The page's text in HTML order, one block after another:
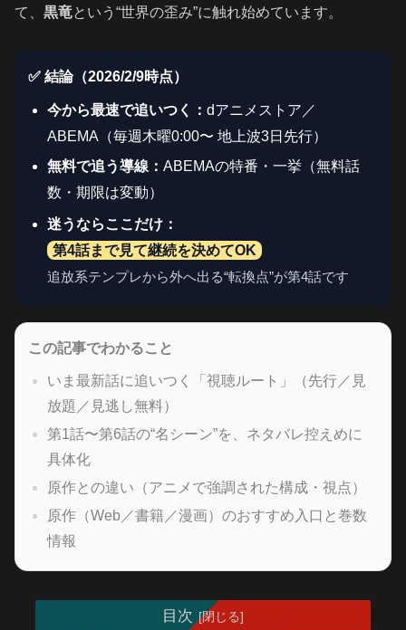
て、 黒竜という“世界の歪み”に触れ始めています。
✅ 結論（2026/2/9時点）
今から最速で追いつく：dアニメストア／
ABEMA（毎週木曜0:00〜 地上波3日先行）
無料で追う導線：ABEMAの特番・一挙（無料話
数・期限は変動）
迷うならここだけ：
第4話まで見て継続を決めてOK
追放系テンプレから外へ出る“転換点”が第4話です
この記事でわかること
いま最新話に追いつく「視聴ルート」（先行／見
放題／見逃し無料）
第1話〜第6話の“名シーン”を、ネタバレ控えめに
具体化
原作との違い（アニメで強調された構成・視点）
原作（Web／書籍／漫画）のおすすめ入口と巻数
情報
目次